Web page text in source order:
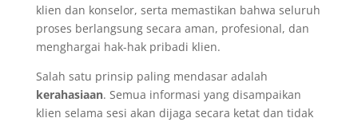
klien dan konselor, serta memastikan bahwa seluruh
proses berlangsung secara aman, profesional, dan
menghargai hak-hak pribadi klien.
Salah satu prinsip paling mendasar adalah
kerahasiaan. Semua informasi yang disampaikan
klien selama sesi akan dijaga secara ketat dan tidak